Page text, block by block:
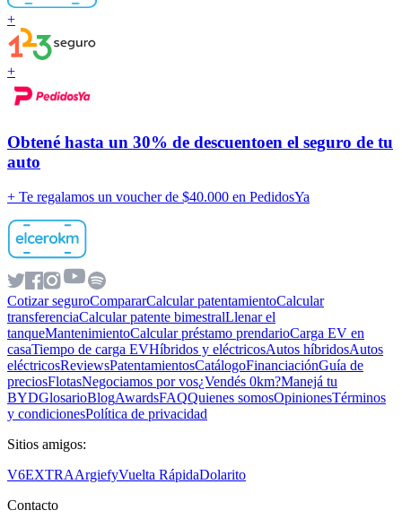
+
+
Obtené hasta un 30% de descuentoen el seguro de tu
auto
+ Te regalamos un voucher de $40.000 en PedidosYa
Cotizar seguroCompararCalcular patentamientoCalcular
transferenciaCalcular patente bimestralLlenar el
tanqueMantenimientoCalcular préstamo prendarioCarga EV en
casaTiempo de carga EVHíbridos y eléctricosAutos híbridosAutos
eléctricosReviewsPatentamientosCatálogoFinanciaciónGuía de
preciosFlotasNegociamos por vos¿Vendés 0km?Manejá tu
BYDGlosarioBlogAwardsFAQQuienes somosOpinionesTérminos
y condicionesPolítica de privacidad
Sitios amigos:
V6EXTRAArgiefyVuelta RápidaDolarito
Contacto